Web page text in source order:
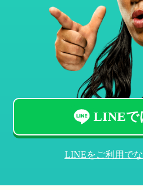
LINEで
LINEをご利用で